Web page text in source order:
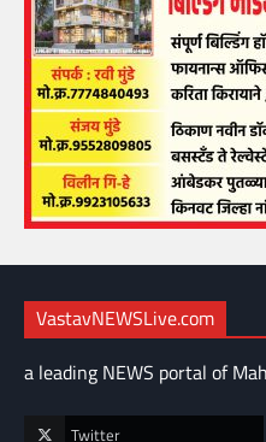
VastavNEWSLive.com
a leading NEWS portal of
Twitter